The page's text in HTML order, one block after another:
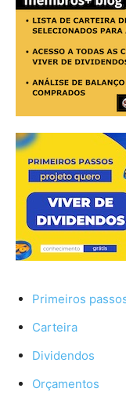
Primeiros
Carteira
Dividendos
Orçamentos